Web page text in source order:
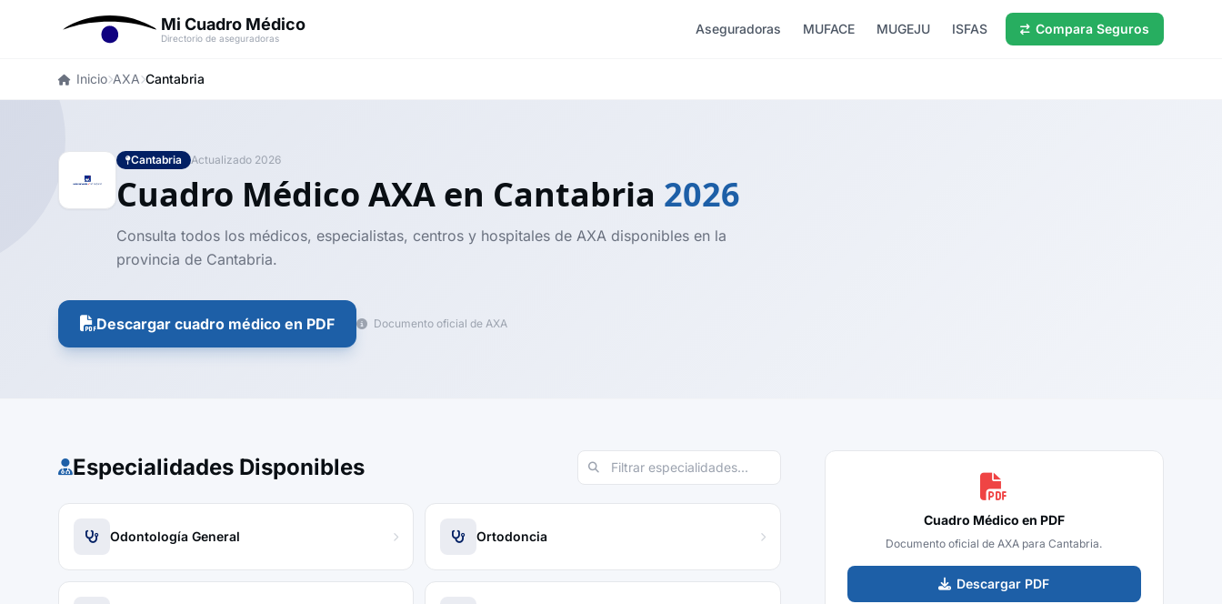
Mi Cuadro Médico
Directorio de aseguradoras
Aseguradoras MUFACE MUGEJU ISFAS Compara Seguros
Inicio AXA Cantabria
Cantabria Actualizado 2026
Cuadro Médico AXA en Cantabria 2026
Consulta todos los médicos, especialistas, centros y hospitales de AXA disponibles en la
provincia de Cantabria.
Descargar cuadro médico en PDF Documento oficial de AXA
Especialidades Disponibles
Odontología General Ortodoncia
Cuadro Médico en PDF
Documento oficial de AXA para Cantabria.
Descargar PDF